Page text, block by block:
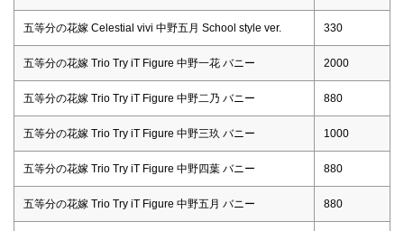
五等分の花嫁 Celestial vivi 中野五月 School style ver. 330
五等分の花嫁 Trio Try iT Figure 中野一花 バニー 2000
五等分の花嫁 Trio Try iT Figure 中野二乃 バニー 880
五等分の花嫁 Trio Try iT Figure 中野三玖 バニー 1000
五等分の花嫁 Trio Try iT Figure 中野四葉 バニー 880
五等分の花嫁 Trio Try iT Figure 中野五月 バニー 880